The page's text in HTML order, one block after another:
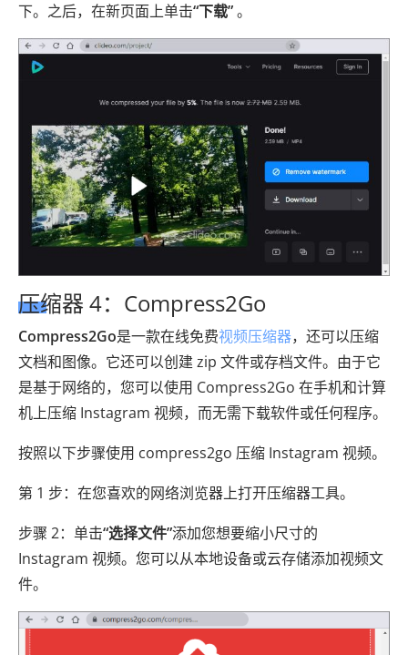
下。之后，在新页面上单击“下载”。
压缩器 4：Compress2Go
Compress2Go是一款在线免费视频压缩器，还可以压缩
文档和图像。它还可以创建 zip 文件或存档文件。由于它
是基于网络的，您可以使用 Compress2Go 在手机和计算
机上压缩 Instagram 视频，而无需下载软件或任何程序。
按照以下步骤使用 compress2go 压缩 Instagram 视频。
第 1 步：在您喜欢的网络浏览器上打开压缩器工具。
步骤 2：单击“选择文件”添加您想要缩小尺寸的
Instagram 视频。您可以从本地设备或云存储添加视频文
件。